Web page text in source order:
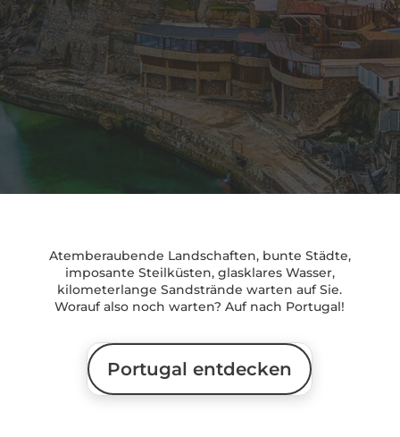
Atemberaubende Landschaften, bunte Städte,
imposante Steilküsten, glasklares Wasser,
kilometerlange Sandstrände warten auf Sie.
Worauf also noch warten? Auf nach Portugal!
Portugal entdecken